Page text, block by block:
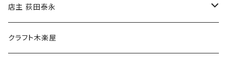
傘
食料品
店主 荻田泰永
書籍
クラフト木楽屋